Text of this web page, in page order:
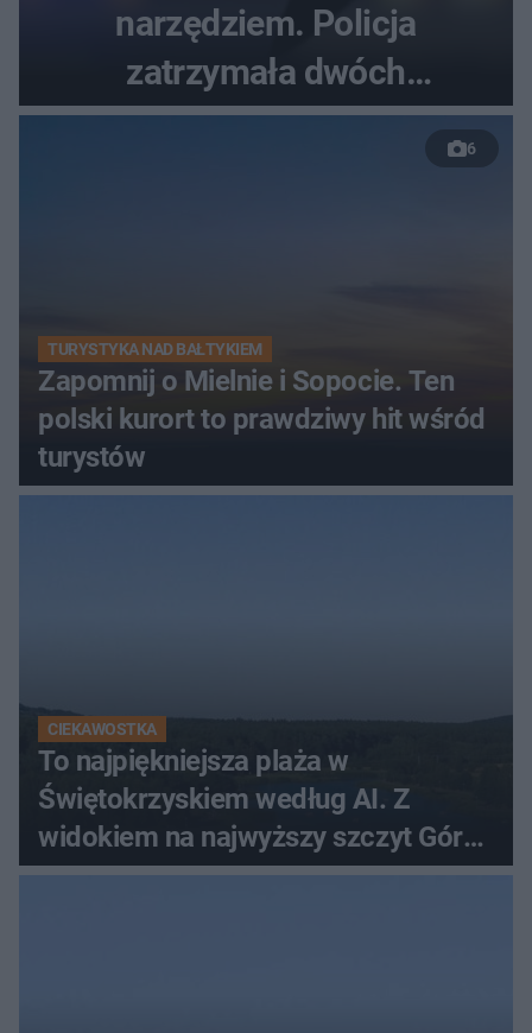
narzędziem. Policja
zatrzymała dwóch
nastolatków
6
TURYSTYKA NAD BAŁTYKIEM
Zapomnij o Mielnie i Sopocie. Ten
polski kurort to prawdziwy hit wśród
turystów
CIEKAWOSTKA
To najpiękniejsza plaża w
Świętokrzyskiem według AI. Z
widokiem na najwyższy szczyt Gór
Świętokrzyskich